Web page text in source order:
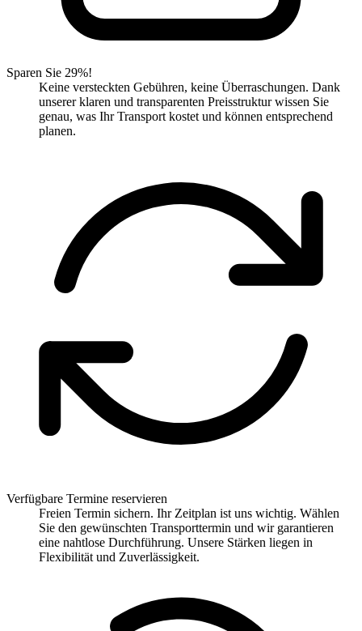
Sparen Sie 29%!
Keine versteckten Gebühren, keine Überraschungen. Dank
unserer klaren und transparenten Preisstruktur wissen Sie
genau, was Ihr Transport kostet und können entsprechend
planen.
Verfügbare Termine reservieren
Freien Termin sichern. Ihr Zeitplan ist uns wichtig. Wählen
Sie den gewünschten Transporttermin und wir garantieren
eine nahtlose Durchführung. Unsere Stärken liegen in
Flexibilität und Zuverlässigkeit.